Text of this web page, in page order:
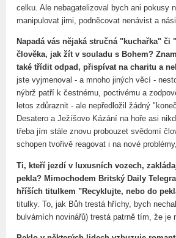
celku. Ale nebagatelizoval bych ani pokusy
manipulovat jimi, podněcovat nenávist a
Napadá vás nějaká stručná "kuchařka"
člověka, jak žít v souladu s Bohem?
také třídit odpad, přispívat na charitu a
jste vyjmenoval - a mnoho jiných věcí -
nýbrž patří k čestnému, poctivému a
letos zdůraznit - ale nepředložil žádný
Desatero a Ježíšovo Kázání na hoře asi
třeba jím stále znovu probouzet svědomí
schopen tvořivě reagovat i na nové
Ti, kteří jezdí v luxusních vozech,
pekla? Mimochodem Britský Daily
hříších titulkem "Recyklujte, nebo do
titulky. To, jak Bůh trestá hříchy, bych
bulvárních novinářů) trestá patrně tím, že je